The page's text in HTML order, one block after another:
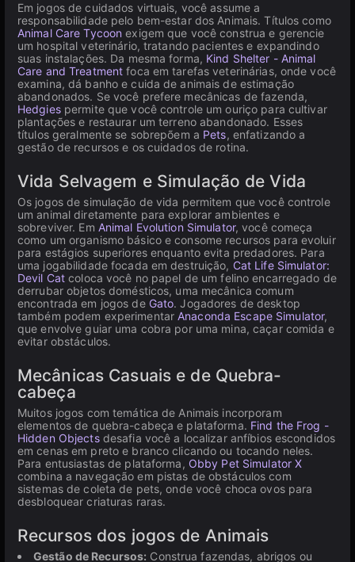
Em jogos de cuidados virtuais, você assume a
responsabilidade pelo bem-estar dos Animais. Títulos como
Animal Care Tycoon exigem que você construa e gerencie
um hospital veterinário, tratando pacientes e expandindo
suas instalações. Da mesma forma, Kind Shelter - Animal
Care and Treatment foca em tarefas veterinárias, onde você
examina, dá banho e cuida de animais de estimação
abandonados. Se você prefere mecânicas de fazenda,
Hedgiespermite que você controle um ouriço para cultivar
plantações e restaurar um terreno abandonado. Esses
títulos geralmente se sobrepõem a Pets, enfatizando a
gestão de recursos e os cuidados de rotina.
Vida Selvagem e Simulação de Vida
Os jogos de simulação de vida permitem que você controle
um animal diretamente para explorar ambientes e
sobreviver. Em Animal Evolution Simulator, você começa
como um organismo básico e consome recursos para evoluir
para estágios superiores enquanto evita predadores. Para
uma jogabilidade focada em destruição, Cat Life Simulator:
Devil Cat coloca você no papel de um felino encarregado de
derrubar objetos domésticos, uma mecânica comum
encontrada em jogos de Gato. Jogadores de desktop
também podem experimentarAnaconda Escape Simulator,
que envolve guiar uma cobra por uma mina, caçar comida e
evitar obstáculos.
Mecânicas Casuais e de Quebra-
cabeça
Muitos jogos com temática de Animais incorporam
elementos de quebra-cabeça e plataforma. Find the Frog -
Hidden Objectsdesafia você a localizar anfíbios escondidos
em cenas em preto e branco clicando ou tocando neles.
Para entusiastas de plataforma, Obby Pet Simulator X
combina a navegação em pistas de obstáculos com
sistemas de coleta de pets, onde você choca ovos para
desbloquear criaturas raras.
Recursos dos jogos de Animais
Gestão de Recursos: Construa fazendas, abrigos ou